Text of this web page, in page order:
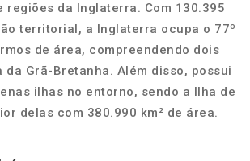
regiões da Inglaterra. Com 130.395
territorial, a Inglaterra ocupa o 77º
de área, compreendendo dois
Grã-Bretanha. Além disso, possui
ilhas no entorno, sendo a Ilha de
delas com 380.990 km² de área.